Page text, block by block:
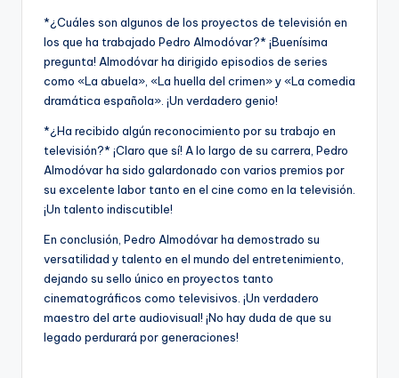
*¿Cuáles son algunos de los proyectos de televisión en
los que ha trabajado Pedro Almodóvar?* ¡Buenísima
pregunta! Almodóvar ha dirigido episodios de series
como «La abuela», «La huella del crimen» y «La comedia
dramática española». ¡Un verdadero genio!
*¿Ha recibido algún reconocimiento por su trabajo en
televisión?* ¡Claro que sí! A lo largo de su carrera, Pedro
Almodóvar ha sido galardonado con varios premios por
su excelente labor tanto en el cine como en la televisión.
¡Un talento indiscutible!
En conclusión, Pedro Almodóvar ha demostrado su
versatilidad y talento en el mundo del entretenimiento,
dejando su sello único en proyectos tanto
cinematográficos como televisivos. ¡Un verdadero
maestro del arte audiovisual! ¡No hay duda de que su
legado perdurará por generaciones!